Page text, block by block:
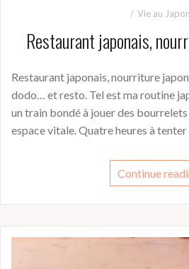
Vie au Japon
Restaurant japonais,
Restaurant japonais, nourriture
dodo… et resto. Tel est ma routine
un train bondé à jouer des
espace vitale. Quatre heures à
Continue